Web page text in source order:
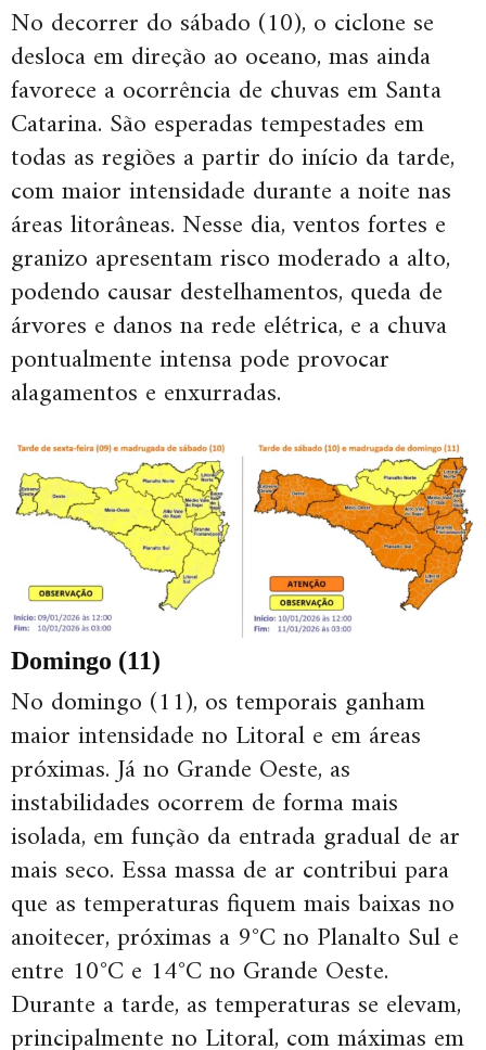
No decorrer do sábado (10), o ciclone se
desloca em direção ao oceano, mas ainda
favorece a ocorrência de chuvas em Santa
Catarina. São esperadas tempestades em
todas as regiões a partir do início da tarde,
com maior intensidade durante a noite nas
áreas litorâneas. Nesse dia, ventos fortes e
granizo apresentam risco moderado a alto,
podendo causar destelhamentos, queda de
árvores e danos na rede elétrica, e a chuva
pontualmente intensa pode provocar
alagamentos e enxurradas.
Domingo (11)
No domingo (11), os temporais ganham
maior intensidade no Litoral e em áreas
próximas. Já no Grande Oeste, as
instabilidades ocorrem de forma mais
isolada, em função da entrada gradual de ar
mais seco. Essa massa de ar contribui para
que as temperaturas fiquem mais baixas no
anoitecer, próximas a 9°C no Planalto Sul e
entre 10°C e 14°C no Grande Oeste.
Durante a tarde, as temperaturas se elevam,
principalmente no Litoral, com máximas em